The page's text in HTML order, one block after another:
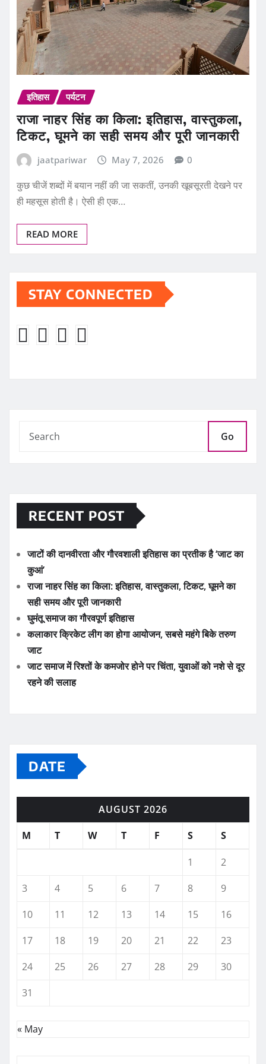
इतिहास पर्यटन
राजा नाहर सिंह का किला: इतिहास, वास्तुकला,
टिकट, घूमने का सही समय और पूरी जानकारी
jaatpariwar May 7, 2026 0
कुछ चीजें शब्दों में बयान नहीं की जा सकतीं, उनकी खूबसूरती देखने पर
ही महसूस होती है। ऐसी ही एक…
READ MORE
STAY CONNECTED
Go
RECENT POST
जाटों की दानवीरता और गौरवशाली इतिहास का प्रतीक है ‘जाट का
कुआं’
राजा नाहर सिंह का किला: इतिहास, वास्तुकला, टिकट, घूमने का
सही समय और पूरी जानकारी
घुमंतू समाज का गौरवपूर्ण इतिहास
कलाकार क्रिकेट लीग का होगा आयोजन, सबसे महंगे बिके तरुण
जाट
जाट समाज में रिश्तों के कमजोर होने पर चिंता, युवाओं को नशे से दूर
रहने की सलाह
DATE
AUGUST 2026
M
T W T F S S
1
2
3
4 5 6 7 8
9
10
11 12 13 14 15
16
17
18 19 20 21 22
23
24
25 26 27 28 29
30
31
« May